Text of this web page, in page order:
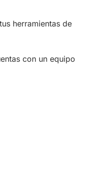
herramientas de
con un equipo